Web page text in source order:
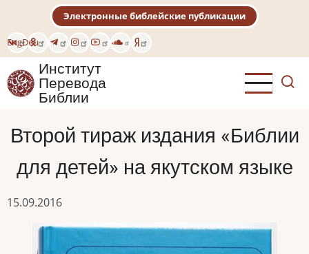
основному
содержанию
EngDeu
Электронные библейские публикации
Институт
Перевода
Библии
Второй тираж издания «Библии
для детей» на якутском языке
15.09.2016